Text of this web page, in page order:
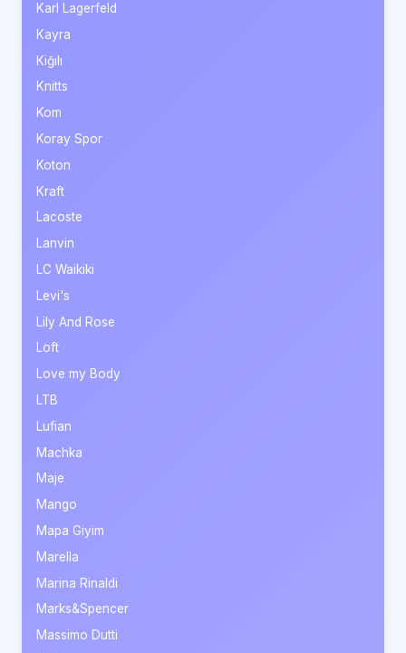
Karl Lagerfeld
Kayra
Kiğılı
Knitts
Kom
Koray Spor
Koton
Kraft
Lacoste
Lanvin
LC Waikiki
Levi's
Lily And Rose
Loft
Love my Body
LTB
Lufian
Machka
Maje
Mango
Mapa Giyim
Marella
Marina Rinaldi
Marks&Spencer
Massimo Dutti